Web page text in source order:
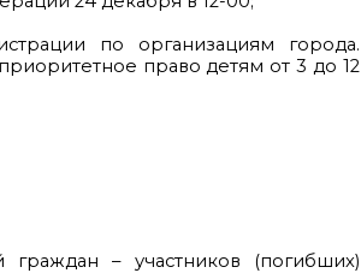
по организациям города.
право детям от 3 до 12
– участников (погибших)